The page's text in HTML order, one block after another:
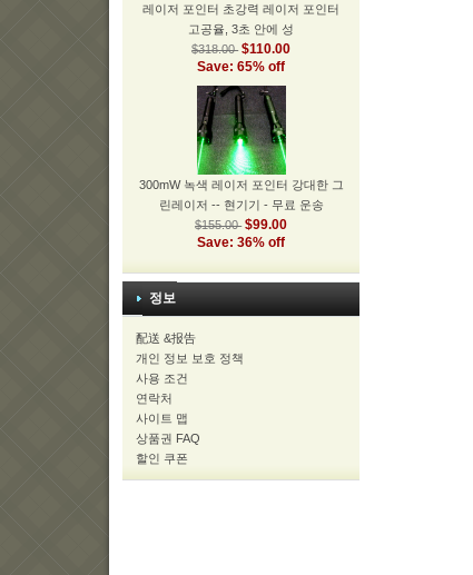
레이저 포인터 초강력 레이저 포인터
고공율, 3초 안에 성
$318.00 $110.00
Save: 65% off
300mW 녹색 레이저 포인터 강대한 그
린레이저 -- 현기기 - 무료 운송
$155.00 $99.00
Save: 36% off
정보
配送 &报告
개인 정보 보호 정책
사용 조건
연락처
사이트 맵
상품권 FAQ
할인 쿠폰